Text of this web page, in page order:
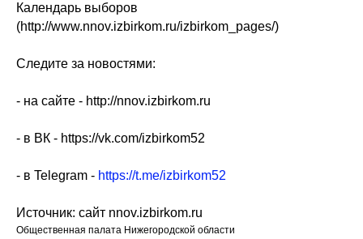
Календарь выборов
(http://www.nnov.izbirkom.ru/izbirkom_pages/)
Следите за новостями:
- на сайте - http://nnov.izbirkom.ru
- в ВК - https://vk.com/izbirkom52
- в Telegram - https://t.me/izbirkom52
Источник: сайт nnov.izbirkom.ru
Общественная палата Нижегородской области